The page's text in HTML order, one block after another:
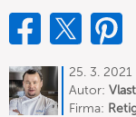
25. 3. 2021
Autor:
Firma: